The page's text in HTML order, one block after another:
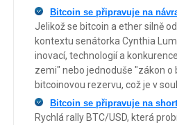
Bitcoin se připravuje na
Jelikož se bitcoin a ether silně
kontextu senátorka Cynthia
inovací, technologií a
zemi" nebo jednoduše "zákon
bitcoinovou rezervu, což je v
Bitcoin se připravuje na
Rychlá rally BTC/USD, která